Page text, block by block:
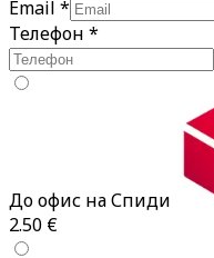
Email *
Телефон *
До офис на Спиди
2.50 €